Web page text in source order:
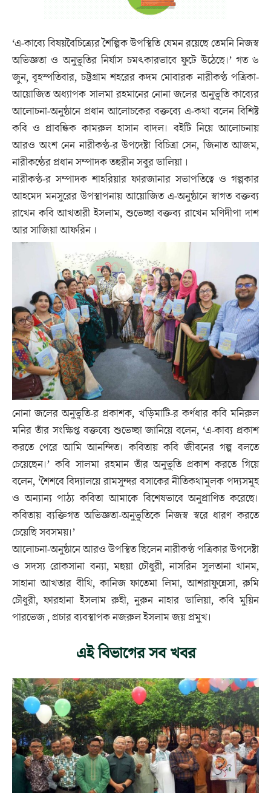
‘এ-কাব্যে বিষয়বৈচিত্র্যের শৈল্পিক উপস্থিতি যেমন রয়েছে তেমনি নিজস্ব
অভিজ্ঞতা ও অনুভূতির নির্যাস চমৎকারভাবে ফুটে উঠেছে।’ গত ৬
জুন, বৃহস্পতিবার, চট্টগ্রাম শহরের কদম মোবারক নারীকণ্ঠ পত্রিকা-
আয়োজিত অধ্যাপক সালমা রহমানের নোনা জলের অনুভূতি কাব্যের
আলোচনা-অনুষ্ঠানে প্রধান আলোচকের বক্তব্যে এ-কথা বলেন বিশিষ্ট
কবি ও প্রাবন্ধিক কামরুল হাসান বাদল। বইটি নিয়ে আলোচনায়
আরও অংশ নেন নারীকণ্ঠ-র উপদেষ্টা বিচিত্রা সেন, জিনাত আজম,
নারীকন্ঠের প্রধান সম্পাদক তহুরীন সবুর ডালিয়া ।
নারীকণ্ঠ-র সম্পাদক শাহরিয়ার ফারজানার সভাপতিত্বে ও গল্পকার
আহমেদ মনসুরের উপস্থাপনায় আয়োজিত এ-অনুষ্ঠানে স্বাগত বক্তব্য
রাখেন কবি আখতারী ইসলাম, শুভেচ্ছা বক্তব্য রাখেন মণিদীপা দাশ
আর সাজিয়া আফরিন ।
নোনা জলের অনুভূতি-র প্রকাশক, খড়িমাটি-র কর্ণধার কবি মনিরুল
মনির তাঁর সংক্ষিপ্ত বক্তব্যে শুভেচ্ছা জানিয়ে বলেন, ‘এ-কাব্য প্রকাশ
করতে পেরে আমি আনন্দিত। কবিতায় কবি জীবনের গল্প বলতে
চেয়েছেন।’ কবি সালমা রহমান তাঁর অনুভূতি প্রকাশ করতে গিয়ে
বলেন, ‘শৈশবে বিদ্যালয়ে রামসুন্দর বসাকের নীতিকথামূলক পদ্যসমূহ
ও অন্যান্য পাঠ্য কবিতা আমাকে বিশেষভাবে অনুপ্রাণিত করেছে।
কবিতায় ব্যক্তিগত অভিজ্ঞতা-অনুভূতিকে নিজস্ব স্বরে ধারণ করতে
চেয়েছি সবসময়।’
আলোচনা-অনুষ্ঠানে আরও উপস্থিত ছিলেন নারীকণ্ঠ পত্রিকার উপদেষ্টা
ও সদস্য রোকসানা বন্যা, মহুয়া চৌধুরী, নাসরিন সুলতানা খানম,
সাহানা আখতার বীথি, কানিজ ফাতেমা লিমা, আশরাফুন্নেসা, রুমি
চৌধুরী, ফারহানা ইসলাম রুহী, নুরুন নাহার ডালিয়া, কবি মুয়িন
পারভেজ , প্রচার ব্যবস্থাপক নজরুল ইসলাম জয় প্রমুখ।
এই বিভাগের সব খবর